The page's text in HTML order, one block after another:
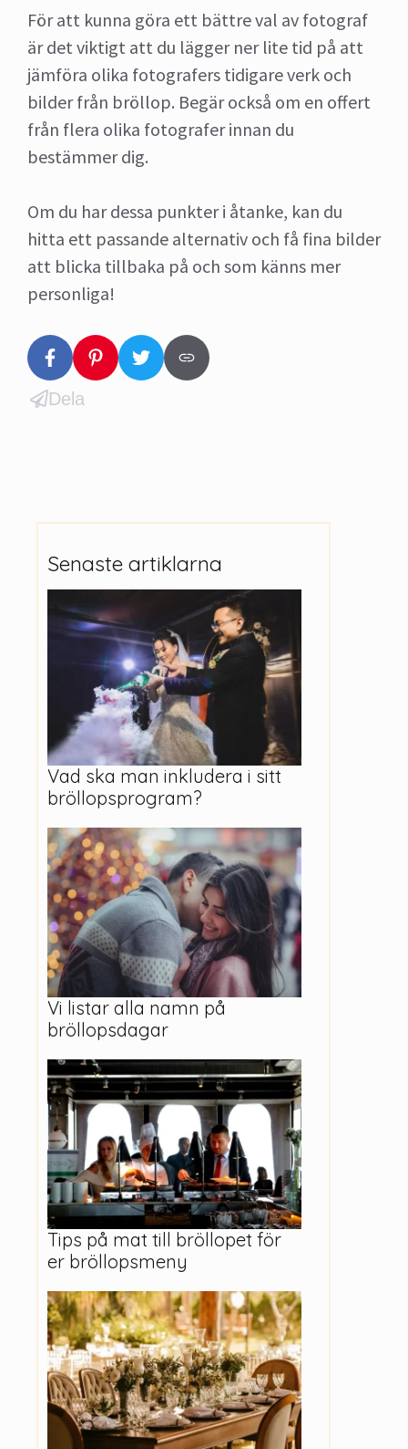
För att kunna göra ett bättre val av fotograf
är det viktigt att du lägger ner lite tid på att
jämföra olika fotografers tidigare verk och
bilder från bröllop. Begär också om en offert
från flera olika fotografer innan du
bestämmer dig.
Om du har dessa punkter i åtanke, kan du
hitta ett passande alternativ och få fina bilder
att blicka tillbaka på och som känns mer
personliga!
Dela
Senaste artiklarna
Vad ska man inkludera i sitt
bröllopsprogram?
Vi listar alla namn på
bröllopsdagar
Tips på mat till bröllopet för
er bröllopsmeny